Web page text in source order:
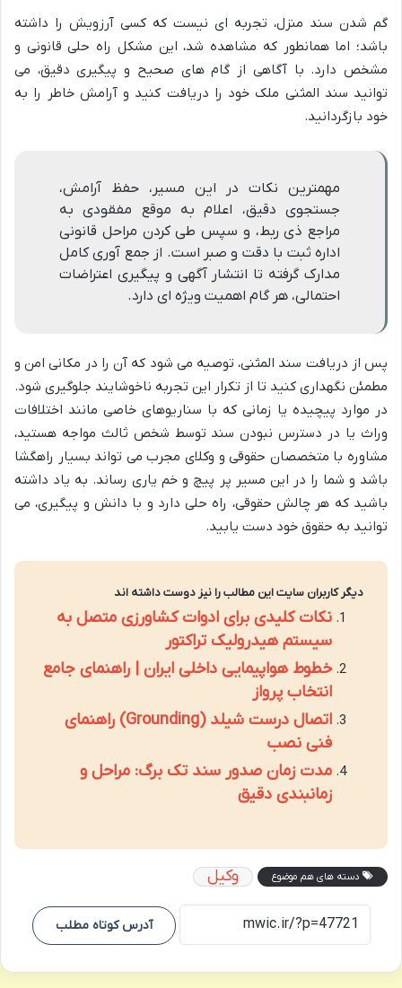
گم شدن سند منزل، تجربه ای نیست که کسی آرزویش را داشته
باشد؛ اما همانطور که مشاهده شد، این مشکل راه حلی قانونی و
مشخص دارد. با آگاهی از گام های صحیح و پیگیری دقیق، می
توانید سند المثنی ملک خود را دریافت کنید و آرامش خاطر را به
خود بازگردانید.
مهمترین نکات در این مسیر، حفظ آرامش،
جستجوی دقیق، اعلام به موقع مفقودی به
مراجع ذی ربط، و سپس طی کردن مراحل قانونی
اداره ثبت با دقت و صبر است. از جمع آوری کامل
مدارک گرفته تا انتشار آگهی و پیگیری اعتراضات
احتمالی، هر گام اهمیت ویژه ای دارد.
پس از دریافت سند المثنی، توصیه می شود که آن را در مکانی امن و
مطمئن نگهداری کنید تا از تکرار این تجربه ناخوشایند جلوگیری شود.
در موارد پیچیده یا زمانی که با سناریوهای خاصی مانند اختلافات
وراث یا در دسترس نبودن سند توسط شخص ثالث مواجه هستید،
مشاوره با متخصصان حقوقی و وکلای مجرب می تواند بسیار راهگشا
باشد و شما را در این مسیر پر پیچ و خم یاری رساند. به یاد داشته
باشید که هر چالش حقوقی، راه حلی دارد و با دانش و پیگیری، می
توانید به حقوق خود دست یابید.
دیگر کاربران سایت این مطالب را نیز دوست داشته اند
نکات کلیدی برای ادوات کشاورزی متصل به
سیستم هیدرولیک تراکتور
خطوط هواپیمایی داخلی ایران | راهنمای جامع
انتخاب پرواز
اتصال درست شیلد (Grounding) راهنمای
فنی نصب
مدت زمان صدور سند تک برگ: مراحل و
زمانبندی دقیق
دسته های هم موضوع وکیل
آدرس کوتاه مطلب